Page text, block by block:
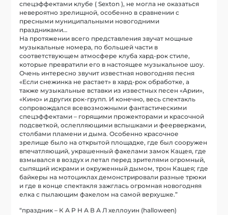
спецэффектами клубе ( Sexton ), не могла не оказаться
невероятно зрелищной, особенно в сравнении с
пресными муниципальными новогодними
праздниками…
На протяжении всего представления звучат мощные
музыкальные номера, по большей части в
соответствующем атмосфере клуба хард-рок стиле,
которые превратили его в настоящее музыкальное шоу.
Очень интересно звучит известная новогодняя песня
«Если снежинка не растает» в хард-рок обработке, а
также музыкальные вставки из известных песен «Арии»,
«Кино» и других рок-групп. И конечно, весь спектакль
сопровождался всевозможными фантастическими
спецэффектами – горящими прожекторами и красочной
подсветкой, ослепляющими вспышками и феерверками,
столбами пламени и дыма. Особенно красочное
зрелище было на открытой площадке, где был сооружен
впечатляющий, украшенный факелами замок Кащея, где
взмывался в воздух и летал перед зрителями огромный,
сыпящий искрами и окруженный дымом, трон Кащея; где
байкеры на мотоциклах демонстрировали разные трюки
и где в конце спектакля зажглась огромная новогодняя
елка с пылающим факелом на самой верхушке.”
“праздник – К А Р Н А В А Л хеллоуин (halloween)